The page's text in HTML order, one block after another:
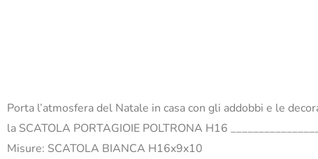
Porta l’atmosfera del Natale in casa con gli addobbi e le
la SCATOLA PORTAGIOIE POLTRONA H16
Misure: SCATOLA BIANCA H16x9x10